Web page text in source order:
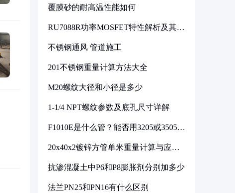
覆膜砂的耐高温性能如何
RU7088R功率MOSFET特性解析及其在
不锈钢通风 管道施工
201不锈钢重量计算方法大全
M20螺纹大径和小径是多少
1-1/4 NPT螺纹参数及底孔尺寸详解
F1010E是什么管？能否用3205或3505代
20x40x2镀锌方管单米重量计算与应用
抗渗混凝土中P6和P8膨胀剂分别加多少
法兰PN25和PN16有什么区别